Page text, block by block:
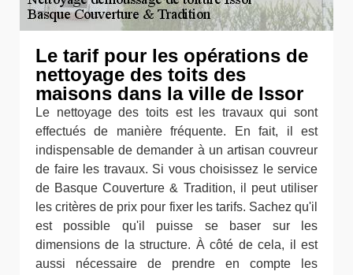
Le tarif pour les opérations de
nettoyage des toits des
maisons dans la ville de Issor
Le nettoyage des toits est les travaux qui sont
effectués de manière fréquente. En fait, il est
indispensable de demander à un artisan couvreur
de faire les travaux. Si vous choisissez le service
de Basque Couverture & Tradition, il peut utiliser
les critères de prix pour fixer les tarifs. Sachez qu'il
est possible qu'il puisse se baser sur les
dimensions de la structure. À côté de cela, il est
aussi nécessaire de prendre en compte les